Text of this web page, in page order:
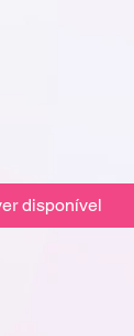
disponível